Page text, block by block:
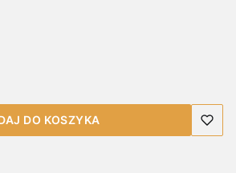
DO KOSZYKA